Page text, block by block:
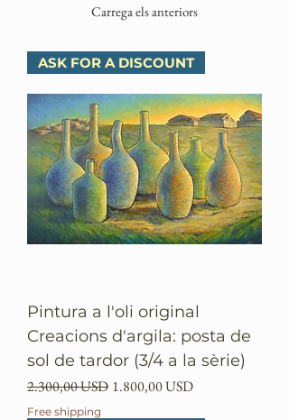
Carrega els anteriors
ASK FOR A DISCOUNT
Pintura a l'oli original
Creacions d'argila: posta de
sol de tardor (3/4 a la sèrie)
Preu normal
2.300,00 USD Preu d'oferta
1.800,00 USD
Free shipping